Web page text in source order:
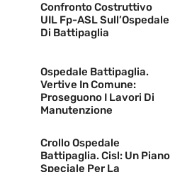
Confronto Costruttivo
UIL Fp-ASL Sull’Ospedale
Di Battipaglia
Ospedale Battipaglia.
Vertive In Comune:
Proseguono I Lavori Di
Manutenzione
Crollo Ospedale
Battipaglia. Cisl: Un Piano
Speciale Per La